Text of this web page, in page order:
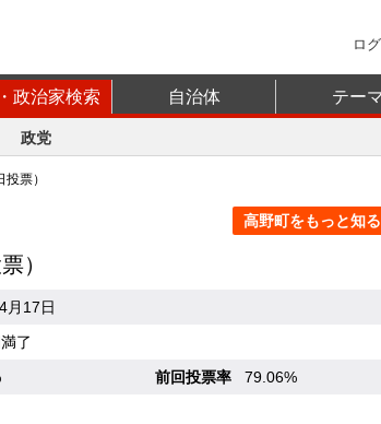
ロ
政治家検索 自治体 テー
政党
票）
高野町をもっと知る
）
月17日
了
前回投票率
79.06%